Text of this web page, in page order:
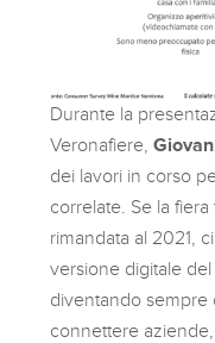
Durante la
Veronafiere,
dei lavori in corso
correlate. Se la
rimandata al 2021,
versione digitale del
diventando sempre
connettere